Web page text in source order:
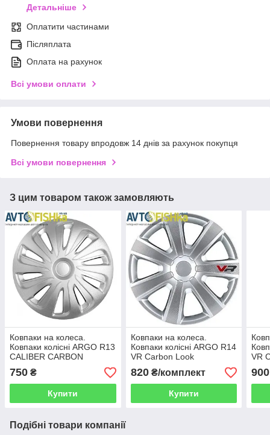
Детальніше
Оплатити частинами
Післяплата
Оплата на рахунок
Всі умови оплати
Умови повернення
Повернення товару впродовж 14 днів за рахунок покупця
Всі умови повернення
З цим товаром також замовляють
Ковпаки на колеса.
Ковпаки колісні ARGO R13
CALIBER CARBON
750 ₴
Купити
Ковпаки на колеса.
Ковпаки колісні ARGO R14
VR Carbon Look
820₴/комплект
Купити
VR
900
Подібні товари компанії